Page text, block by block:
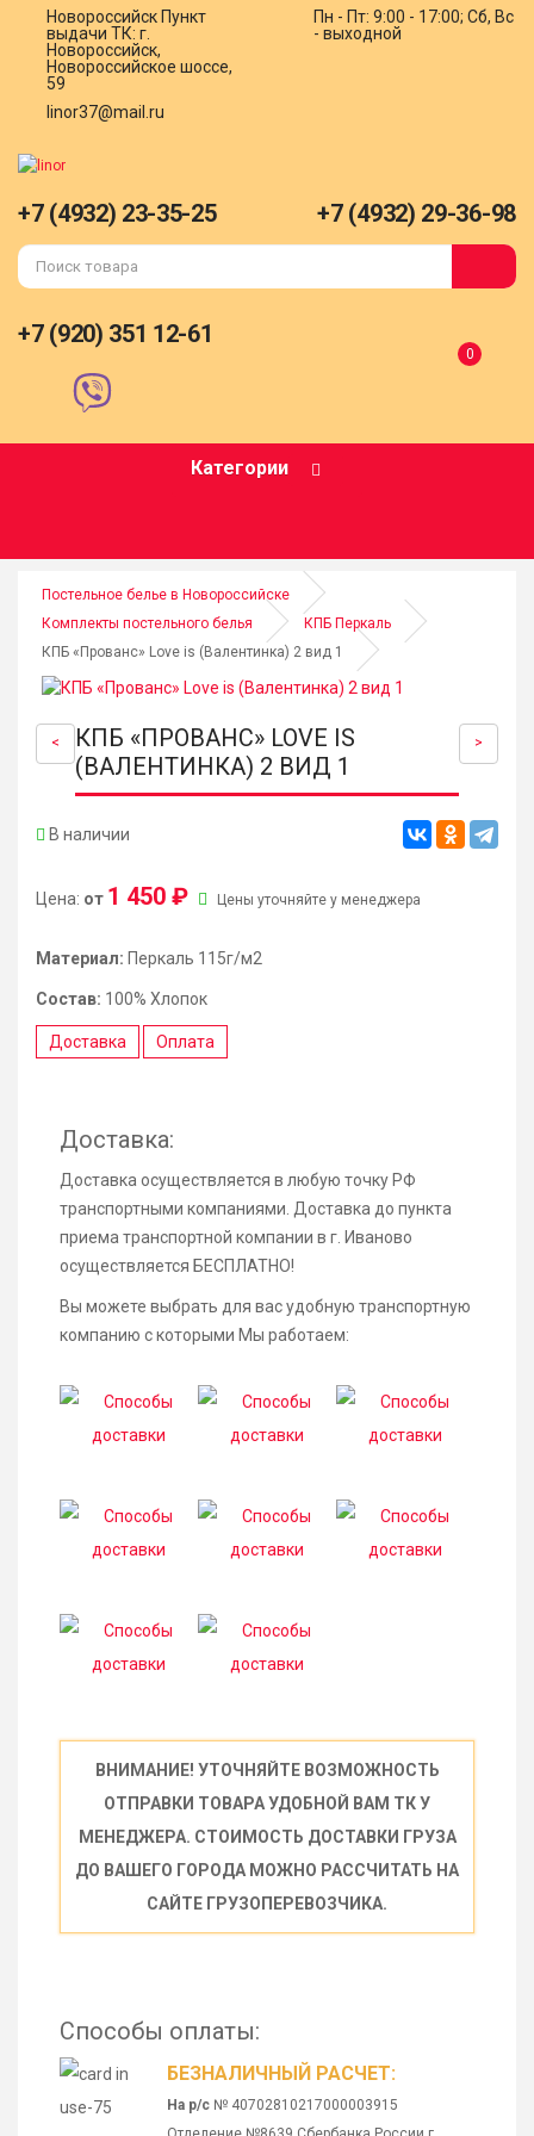
Новороссийск Пункт
выдачи ТК: г.
Новороссийск,
Новороссийское шоссе,
59
Пн - Пт: 9:00 - 17:00; Сб, Вс
- выходной
linor37@mail.ru
+7 (4932) 23-35-25 +7 (4932) 29-36-98
+7 (920) 351 12-61
0
Категории
Постельное белье в Новороссийске
Комплекты постельного белья
КПБ Перкаль
КПБ «Прованс» Love is (Валентинка) 2 вид 1
<
КПБ «ПРОВАНС» LOVE IS
(ВАЛЕНТИНКА) 2 ВИД 1
>
В наличии
Цена: от 1 450 ₽ Цены уточняйте у менеджера
Материал: Перкаль 115г/м2
Состав: 100% Хлопок
Доставка Оплата
Доставка:
Доставка осуществляется в любую точку РФ
транспортными компаниями. Доставка до пункта
приема транспортной компании в г. Иваново
осуществляется БЕСПЛАТНО!
Вы можете выбрать для вас удобную транспортную
компанию с которыми Мы работаем:
ВНИМАНИЕ! УТОЧНЯЙТЕ ВОЗМОЖНОСТЬ
ОТПРАВКИ ТОВАРА УДОБНОЙ ВАМ ТК У
МЕНЕДЖЕРА. СТОИМОСТЬ ДОСТАВКИ ГРУЗА
ДО ВАШЕГО ГОРОДА МОЖНО РАССЧИТАТЬ НА
САЙТЕ ГРУЗОПЕРЕВОЗЧИКА.
Способы оплаты:
БЕЗНАЛИЧНЫЙ РАСЧЕТ:
На р/с № 40702810217000003915